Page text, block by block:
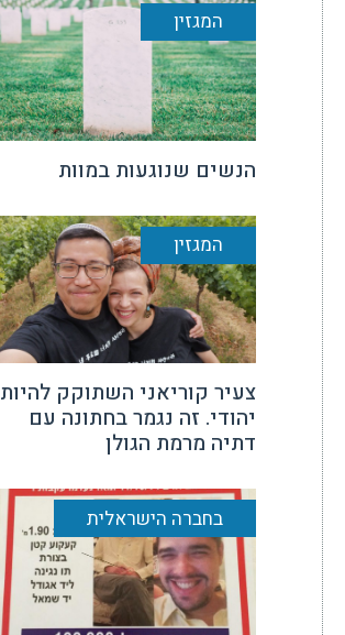
המגזין
הנשים שנוגעות במוות
המגזין
צעיר קוריאני השתוקק להיות
יהודי. זה נגמר בחתונה עם
דתיה מרמת הגולן
בחברה הישראלית